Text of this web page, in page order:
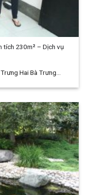
tích 230m² – Dịch vụ
Hai Bà Trưng...